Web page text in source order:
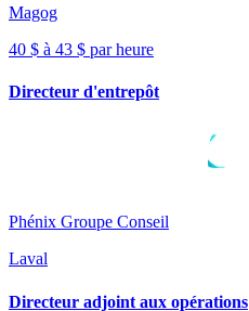
Magog
40 $ à 43 $ par heure
Directeur d'entrepôt
Phénix Groupe Conseil
Laval
Directeur adjoint aux opérations